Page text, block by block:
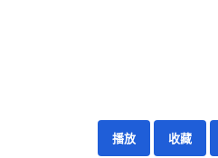
播放 收藏